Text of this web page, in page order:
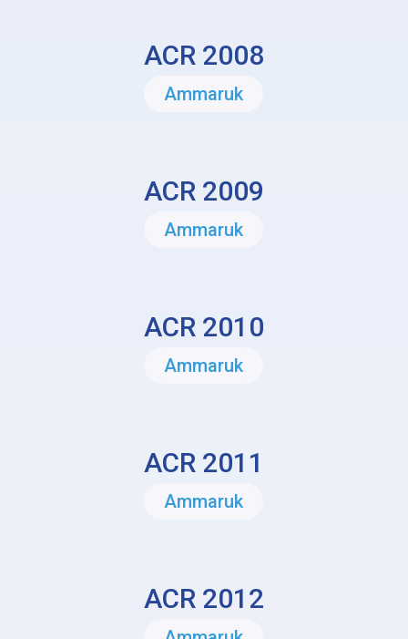
ACR 2008
Ammaruk
ACR 2009
Ammaruk
ACR 2010
Ammaruk
ACR 2011
Ammaruk
ACR 2012